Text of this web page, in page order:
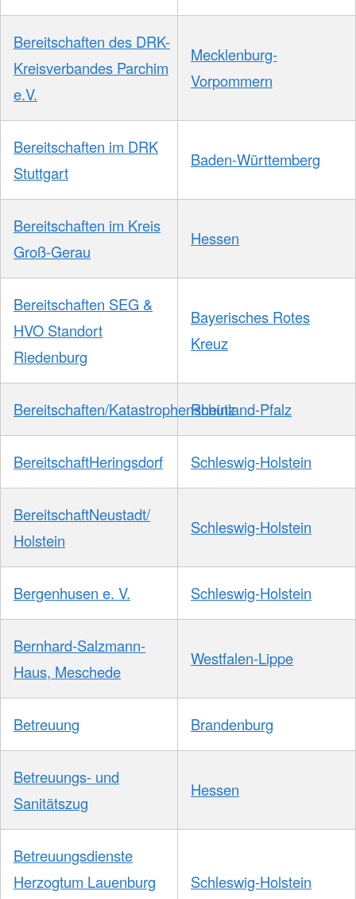
Bereitschaften des DRK-
Kreisverbandes Parchim
e.V.
Mecklenburg-
Vorpommern
Bereitschaften im DRK
Stuttgart
Baden-Württemberg
Bereitschaften im Kreis
Groß-Gerau
Hessen
Bereitschaften SEG &
HVO Standort
Riedenburg
Bayerisches Rotes
Kreuz
Bereitschaften/KatastrophenschutzRheinland-Pfalz
BereitschaftHeringsdorf Schleswig-Holstein
BereitschaftNeustadt/
Holstein
Schleswig-Holstein
Bergenhusen e. V. Schleswig-Holstein
Bernhard-Salzmann-
Haus, Meschede
Westfalen-Lippe
Betreuung Brandenburg
Betreuungs- und
Sanitätszug
Hessen
Betreuungsdienste
Herzogtum Lauenburg
Schleswig-Holstein